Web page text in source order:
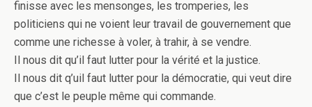
finisse avec les mensonges, les tromperies, les
politiciens qui ne voient leur travail de gouvernement que
comme une richesse à voler, à trahir, à se vendre.
Il nous dit qu’il faut lutter pour la vérité et la justice.
Il nous dit q’uil faut lutter pour la démocratie, qui veut dire
que c’est le peuple même qui commande.